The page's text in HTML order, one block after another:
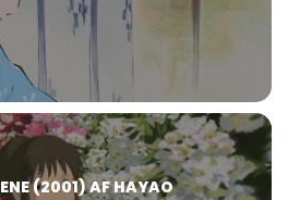
(2001) AF HAYAO